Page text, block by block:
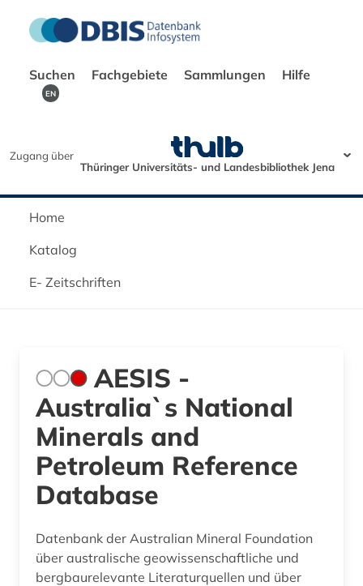
Suchen Fachgebiete Sammlungen Hilfe
EN
Zugang über
Thüringer Universitäts- und Landesbibliothek Jena
Home
Katalog
E- Zeitschriften
AESIS -
Australia`s National
Minerals and
Petroleum Reference
Database
Datenbank der Australian Mineral Foundation
über australische geowissenschaftliche und
bergbaurelevante Literaturquellen und über